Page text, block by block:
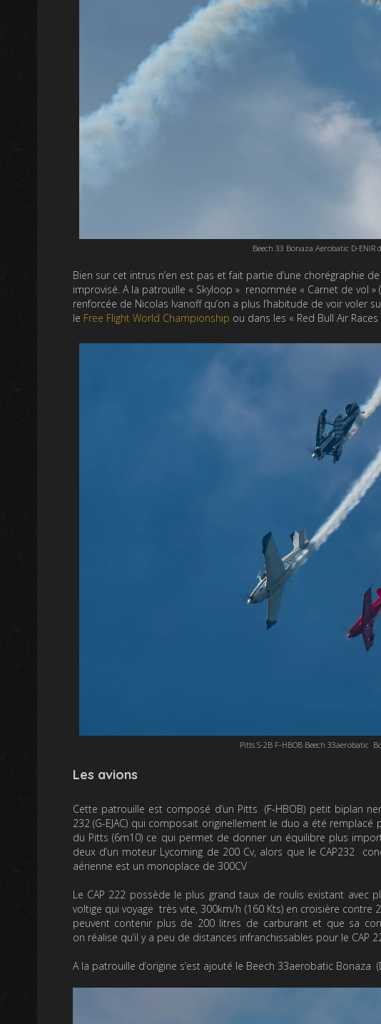
Beech 33 Bonaza Aerobatic D-
Bien sur cet intrus n’en est pas et fait partie d’une chorégraphie
improvisé. A la patrouille « Skyloop » renommée « Carnet de vol » (
renforcée de Nicolas Ivanoff qu’on a plus l’habitude de voir voler
le Free Flight World Championship ou dans les « Red Bull Air Races
Pitts S-2B F-HBOB Beech 33aerobatic
Les avions
Cette patrouille est composé d’un Pitts (F-HBOB) petit biplan
232 (G-EJAC) qui composait originellement le duo a été
du Pitts (6m10) ce qui permet de donner un équilibre plus
deux d’un moteur Lycoming de 200 Cv, alors que le CAP232
aérienne est un monoplace de 300CV
Le CAP 222 possède le plus grand taux de roulis existant avec
voltige qui voyage très vite, 300km/h (160 Kts) en croisière contre
peuvent contenir plus de 200 litres de carburant et que sa
on réalise qu’il y a peu de distances infranchissables pour le CAP
A la patrouille d’origine s’est ajouté le Beech 33aerobatic Bonaza